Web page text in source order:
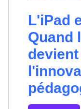
L'iPad
Quand